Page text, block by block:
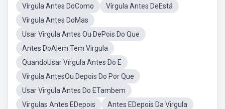
Vírgula Antes DoComo
Vírgula Antes DeEstá
Vírgula Antes DoMas
Usar Virgula Antes Ou DePois Do Que
Antes DoAlem Tem Virgula
QuandoUsar Vírgula Antes Do E
Vírgula AntesOu Depois Do Por Que
Usar Virgula Antes Do ETambem
Virgulas Antes EDepois
Antes EDepois Da Virgula